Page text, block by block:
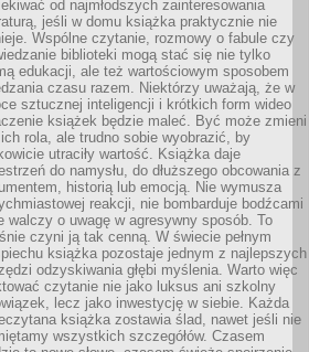
od najmłodszych zainteresowania
jeśli w domu książka praktycznie nie
Wspólne czytanie, rozmowy o fabule czy
biblioteki mogą stać się nie tylko
edukacji, ale też wartościowym sposobem
czasu razem. Niektórzy uważają, że w
sztucznej inteligencji i krótkich form wideo
książek będzie maleć. Być może zmieni
rola, ale trudno sobie wyobrazić, by
utraciły wartość. Książka daje
do namysłu, do dłuższego obcowania z
historią lub emocją. Nie wymusza
reakcji, nie bombarduje bodźcami
walczy o uwagę w agresywny sposób. To
czyni ją tak cenną. W świecie pełnym
książka pozostaje jednym z najlepszych
odzyskiwania głębi myślenia. Warto więc
czytanie nie jako luksus ani szkolny
lecz jako inwestycję w siebie. Każda
książka zostawia ślad, nawet jeśli nie
wszystkich szczegółów. Czasem